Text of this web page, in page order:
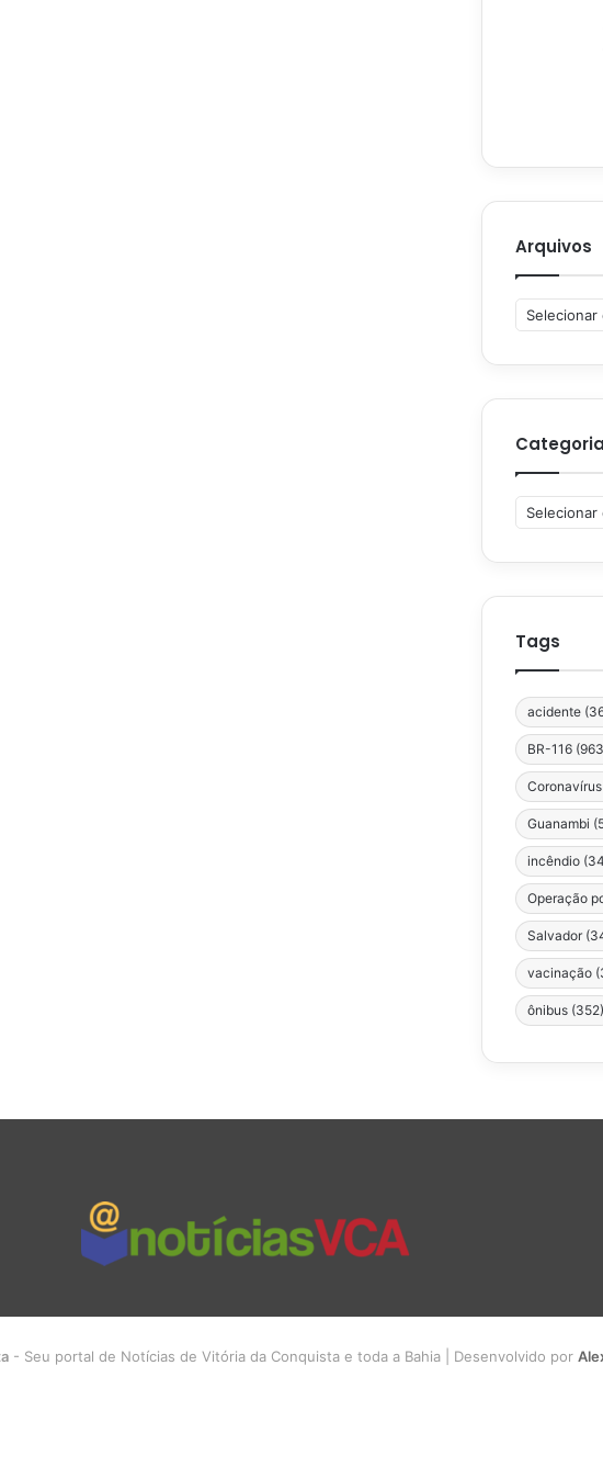
Arquivos
Arquivos
Categorias
Tags
acidente
BR-116
Coronavírus
Guanambi
incêndio
Operação
Salvador
vacinação
ônibus (352)
- Seu portal de Notícias de Vitória da Conquista e toda a Bahia | Desenvolvido por